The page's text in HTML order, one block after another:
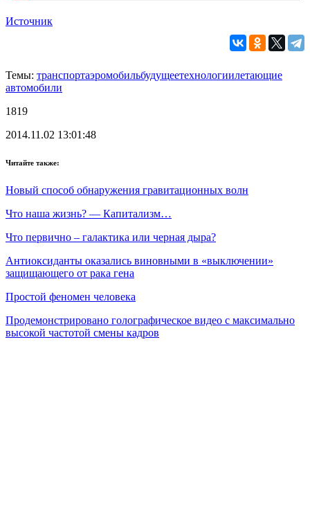
Источник
Темы: транспортаэромобильбудущеетехнологиилетающие
автомобили
1819
2014.11.02 13:01:48
Читайте также:
Новый способ обнаружения гравитационных волн
Что наша жизнь? — Капитализм…
Что первично – галактика или черная дыра?
Антиоксиданты оказались виновными в «выключении»
защищающего от рака гена
Простой феномен человека
Продемонстрировано голографическое видео с максимально
высокой частотой смены кадров